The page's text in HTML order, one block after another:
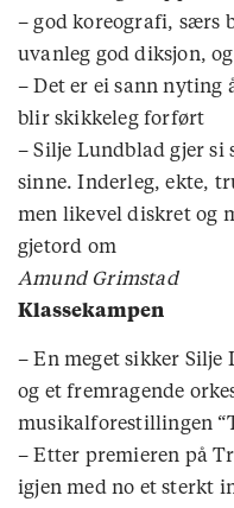
– god koreografi, særs
uvanleg god diksjon,
– Det er ei sann nyting
blir skikkeleg forført
– Silje Lundblad gjer
sinne. Inderleg, ekte,
men likevel diskret og
gjetord om
Amund Grimstad
Klassekampen
– En meget sikker Silje
og et fremragende
musikalforestillingen
– Etter premieren på
igjen med no et sterkt